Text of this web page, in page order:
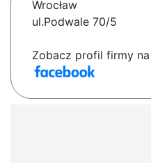
Wrocław
ul.Podwale 70/5
Zobacz profil firmy na